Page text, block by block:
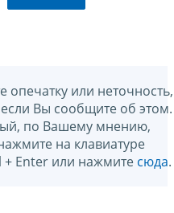
опечатку или неточность,
Вы сообщите об этом.
по Вашему мнению,
на клавиатуре
Enter или нажмите сюда.